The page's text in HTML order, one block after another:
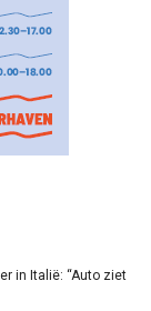
in Italië: “Auto ziet